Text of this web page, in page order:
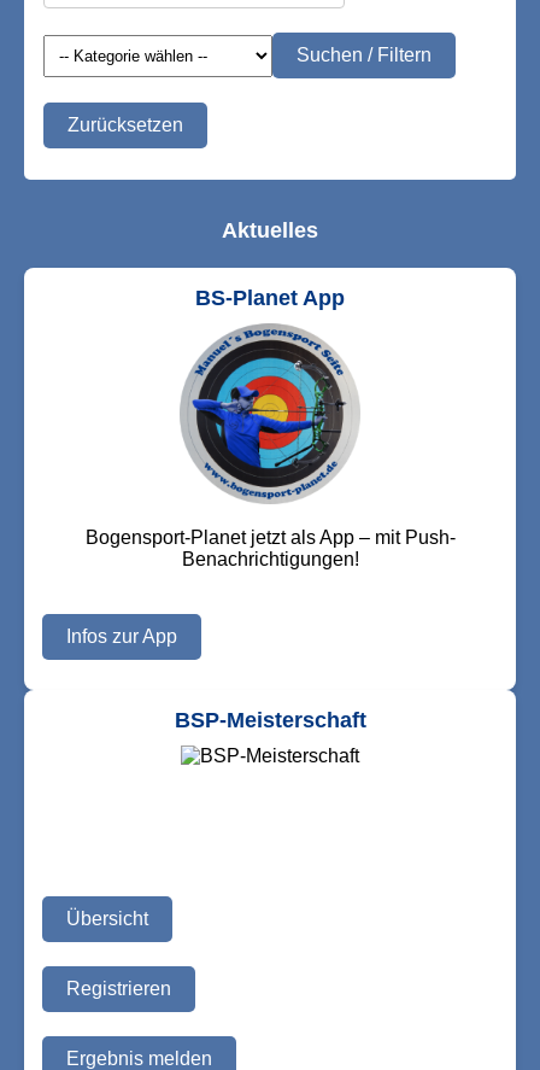
Suchen / Filtern
Zurücksetzen
Aktuelles
BS-Planet App
Bogensport-Planet jetzt als App – mit Push-
Benachrichtigungen!
Infos zur App
BSP-Meisterschaft
Übersicht
Registrieren
Ergebnis melden